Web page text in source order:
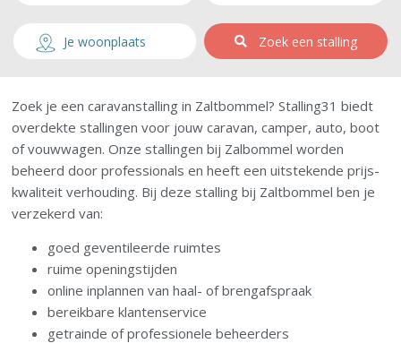
Zoek een stalling
Zoek je een caravanstalling in Zaltbommel? Stalling31 biedt
overdekte stallingen voor jouw caravan, camper, auto, boot
of vouwwagen. Onze stallingen bij Zalbommel worden
beheerd door professionals en heeft een uitstekende prijs-
kwaliteit verhouding. Bij deze stalling bij Zaltbommel ben je
verzekerd van:
goed geventileerde ruimtes
ruime openingstijden
online inplannen van haal- of brengafspraak
bereikbare klantenservice
getrainde of professionele beheerders